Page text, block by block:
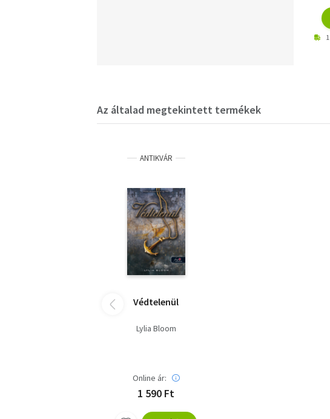
Az általad megtekintett termékek
ANTIKVÁR
Védtelenül
Lylia Bloom
Online ár:
1 590 Ft